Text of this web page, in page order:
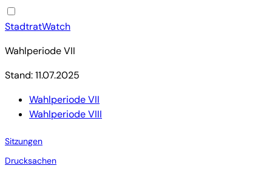
StadtratWatch
Wahlperiode VII
Stand: 11.07.2025
Wahlperiode VII
Wahlperiode VIII
Sitzungen
Drucksachen